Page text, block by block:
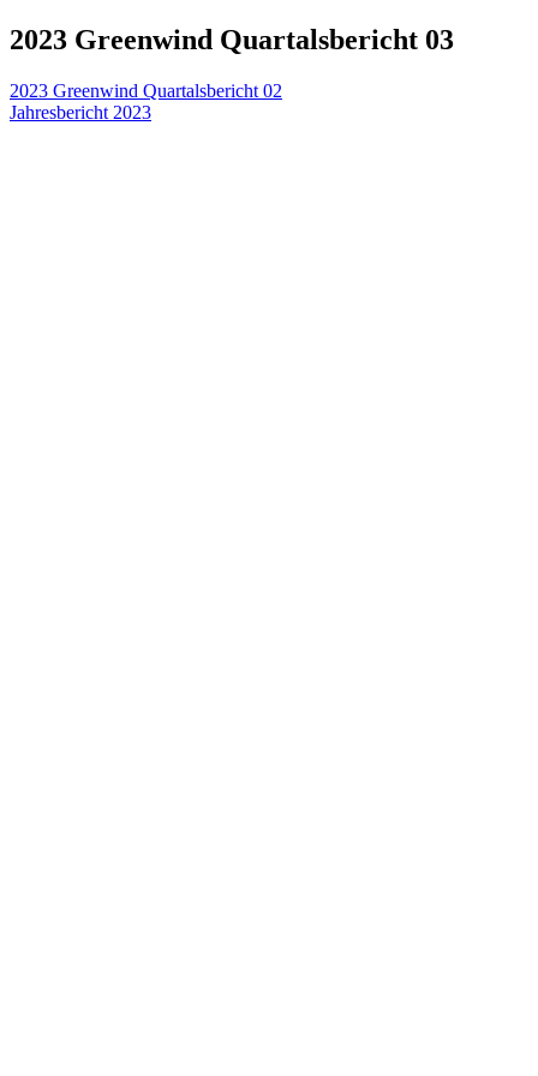
2023 Greenwind Quartalsbericht 03
Beitragsnavigation
2023 Greenwind Quartalsbericht 02
Jahresbericht 2023